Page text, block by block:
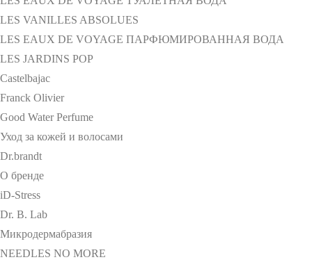
LES VANILLES ABSOLUES
LES EAUX DE VOYAGE ПАРФЮМИРОВАННАЯ ВОДА
LES JARDINS POP
Castelbajac
Franck Olivier
Good Water Perfume
Уход за кожей и волосами
Dr.brandt
О бренде
iD-Stress
Dr. B. Lab
Микродермабразия
NEEDLES NO MORE